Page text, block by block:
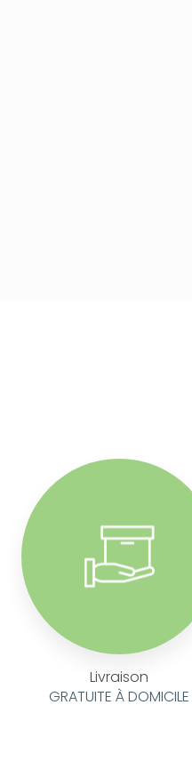
Livraison
GRATUITE À DOMICILE